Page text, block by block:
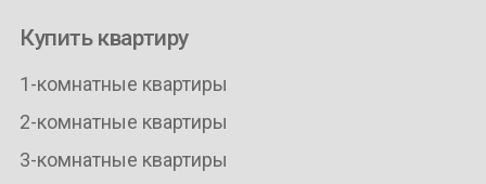
Купить квартиру
1-комнатные квартиры
2-комнатные квартиры
3-комнатные квартиры